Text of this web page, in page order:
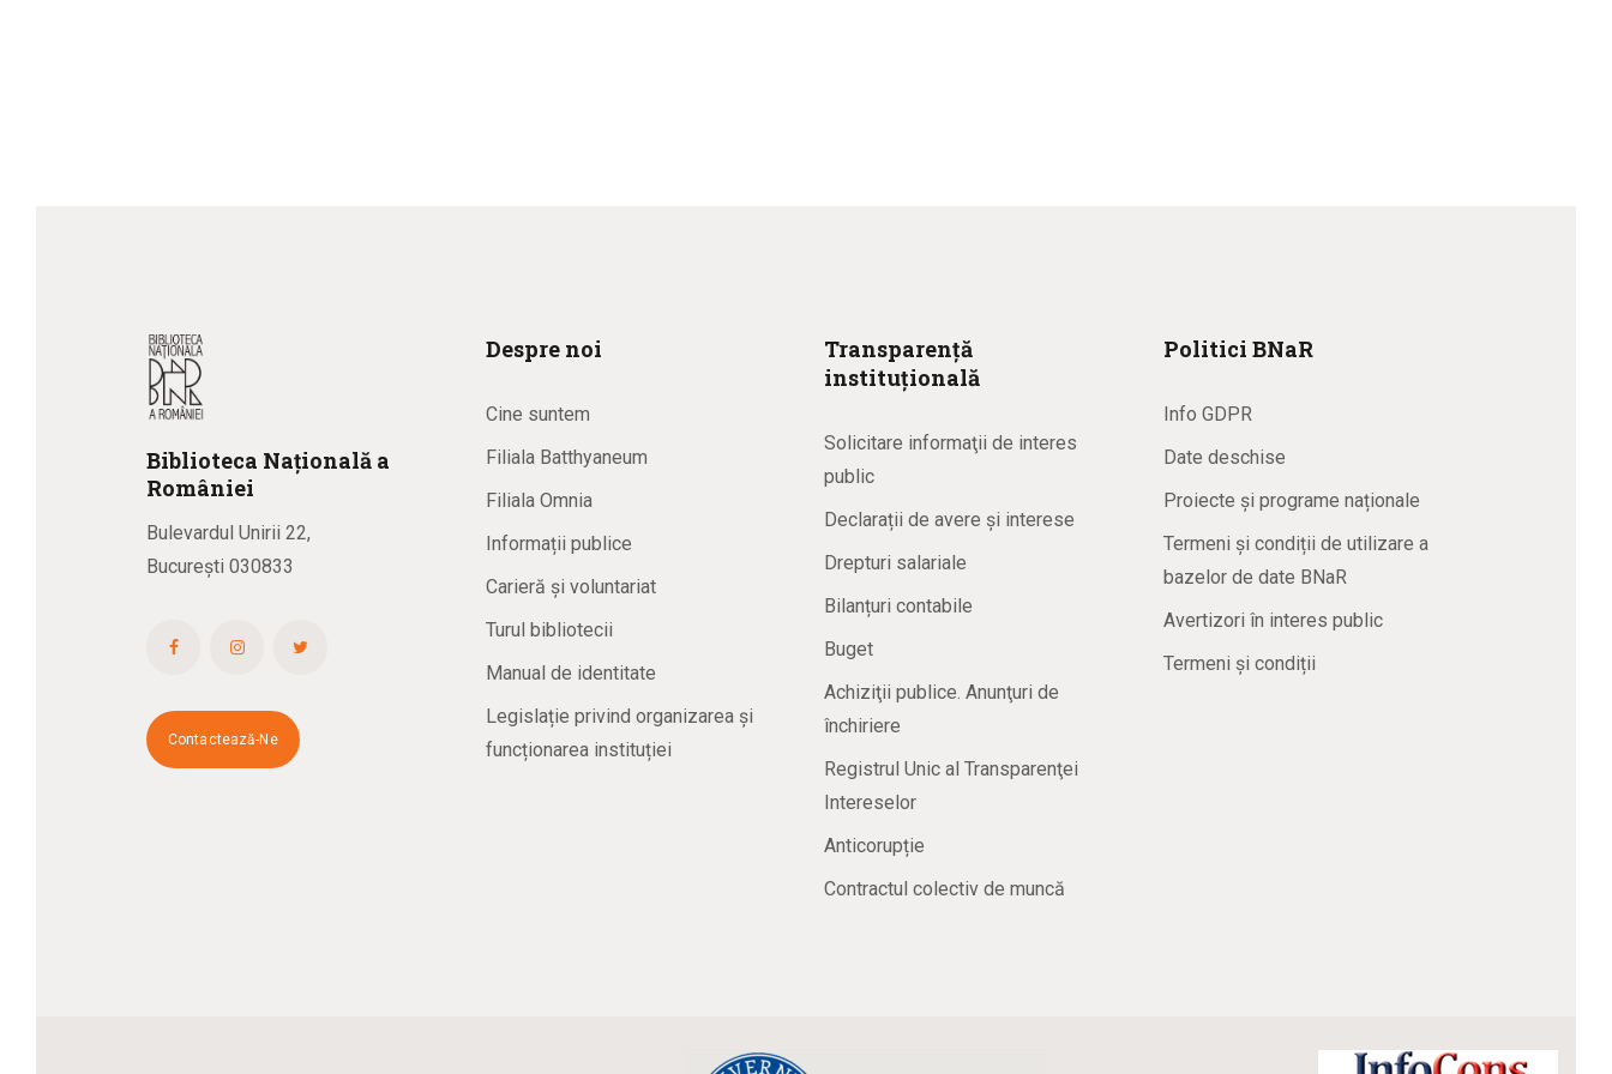
Biblioteca Națională a
României
Bulevardul Unirii 22,
București 030833
Contactează-Ne
Despre noi
Cine suntem
Filiala Batthyaneum
Filiala Omnia
Informații publice
Carieră și voluntariat
Turul bibliotecii
Manual de identitate
Legislație privind organizarea și
funcționarea instituției
Transparență
instituțională
Solicitare informaţii de interes
public
Declarații de avere și interese
Drepturi salariale
Bilanțuri contabile
Buget
Achiziţii publice. Anunţuri de
închiriere
Registrul Unic al Transparenţei
Intereselor
Anticorupție
Contractul colectiv de muncă
Politici BNaR
Info GDPR
Date deschise
Proiecte și programe naționale
Termeni și condiții de utilizare a
bazelor de date BNaR
Avertizori în interes public
Termeni și condiții